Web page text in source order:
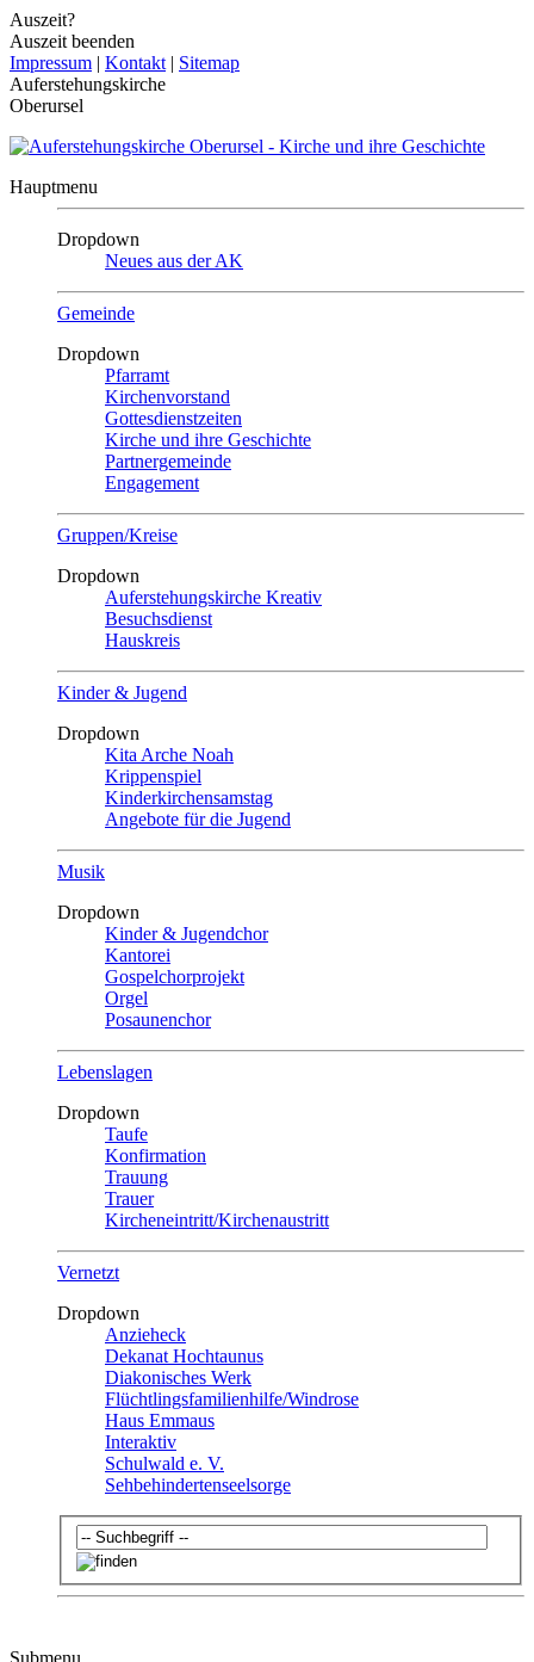
Auszeit?
Auszeit beenden
Impressum | Kontakt | Sitemap
Auferstehungskirche
Oberursel
Hauptmenu
Dropdown
Neues aus der AK
Gemeinde
Dropdown
Pfarramt
Kirchenvorstand
Gottesdienstzeiten
Kirche und ihre Geschichte
Partnergemeinde
Engagement
Gruppen/Kreise
Dropdown
Auferstehungskirche Kreativ
Besuchsdienst
Hauskreis
Kinder & Jugend
Dropdown
Kita Arche Noah
Krippenspiel
Kinderkirchensamstag
Angebote für die Jugend
Musik
Dropdown
Kinder & Jugendchor
Kantorei
Gospelchorprojekt
Orgel
Posaunenchor
Lebenslagen
Dropdown
Taufe
Konfirmation
Trauung
Trauer
Kircheneintritt/Kirchenaustritt
Vernetzt
Dropdown
Anzieheck
Dekanat Hochtaunus
Diakonisches Werk
Flüchtlingsfamilienhilfe/Windrose
Haus Emmaus
Interaktiv
Schulwald e. V.
Sehbehindertenseelsorge
Submenu